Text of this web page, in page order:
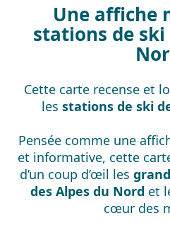
Une affiche
stations de ski
Cette carte recense et
les stations de ski
Pensée comme une
et informative, cette
d’un coup d’œil les
des Alpes du Nord et
cœur des